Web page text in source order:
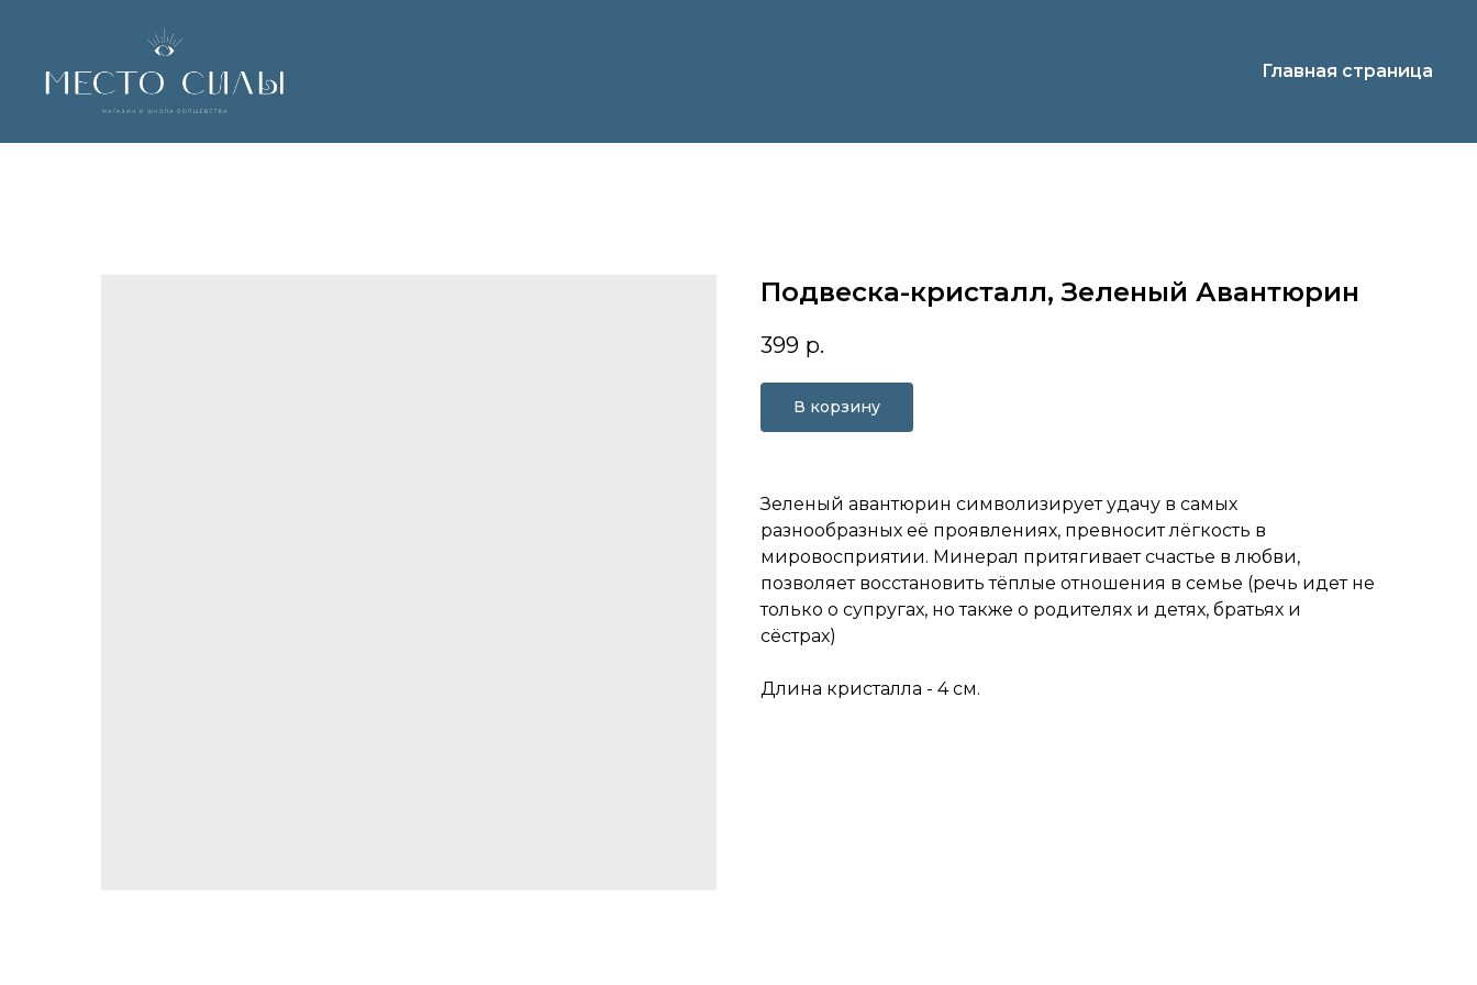
Главная страница
Подвеска-кристалл, Зеленый Авантюрин
399 р.
В корзину
Зеленый авантюрин символизирует удачу в самых
разнообразных её проявлениях, превносит лёгкость в
мировосприятии. Минерал притягивает счастье в любви,
позволяет восстановить тёплые отношения в семье (речь идет не
только о супругах, но также о родителях и детях, братьях и
сёстрах)
Длина кристалла - 4 см.